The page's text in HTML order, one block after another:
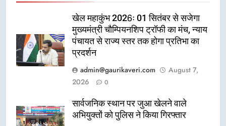
खेल महाकुंभ 2026ः 01 सितंबर से सजेगा
मुख्यमंत्री चौम्पियनशिप ट्रॉफी का मंच, न्याय
पंचायत से राज्य स्तर तक होगा प्रतिभा का
प्रदर्शन
admin@gaurikaveri.com
August 7,
2026
0
सार्वजनिक स्थान पर जुआ खेलने वाले
अभियुक्तों को पुलिस ने किया गिरफ्तार